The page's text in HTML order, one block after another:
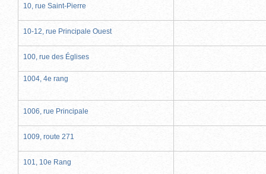
10, rue Saint-Pierre
10-12, rue Principale Ouest
100, rue des Églises
1004, 4e rang
1006, rue Principale
1009, route 271
101, 10e Rang